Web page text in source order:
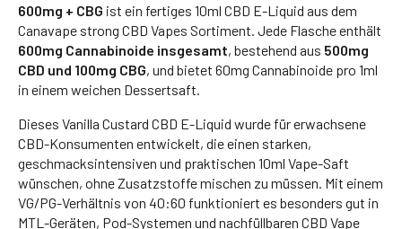
600mg + CBG ist ein fertiges 10ml CBD E-Liquid aus dem
Canavape strong CBD Vapes Sortiment. Jede Flasche enthält
600mg Cannabinoide insgesamt, bestehend aus 500mg
CBD und 100mg CBG, und bietet 60mg Cannabinoide pro 1ml
in einem weichen Dessertsaft.
Dieses Vanilla Custard CBD E-Liquid wurde für erwachsene
CBD-Konsumenten entwickelt, die einen starken,
geschmacksintensiven und praktischen 10ml Vape-Saft
wünschen, ohne Zusatzstoffe mischen zu müssen. Mit einem
VG/PG-Verhältnis von 40:60 funktioniert es besonders gut in
MTL-Geräten, Pod-Systemen und nachfüllbaren CBD Vape